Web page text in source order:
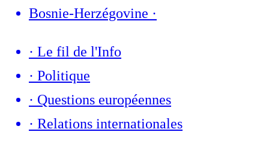
Bosnie-Herzégovine ·
· Le fil de l'Info
· Politique
· Questions européennes
· Relations internationales